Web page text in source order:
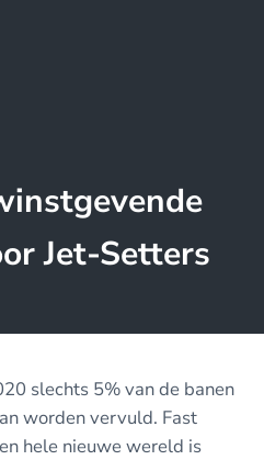
Jet-Setters
slechts 5% van de banen
worden vervuld. Fast
hele nieuwe wereld is